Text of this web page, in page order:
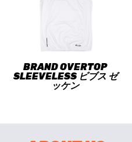
BRAND OVERTOP
SLEEVELESS ビブス ゼ
ッケン